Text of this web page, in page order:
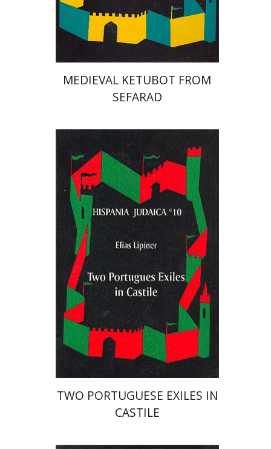
הנחת אתר ספר מודפס
$59
MEDIEVAL KETUBOT FROM
SEFARAD
אליהו ליפינר
חיים ביינארט
TWO PORTUGUESE EXILES IN
CASTILE